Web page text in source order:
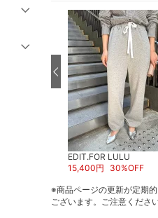
％OFF
EDIT.FOR LULU
15,400円 30%OFF
※商品ページの更新が定期
ございます。ご注意ください